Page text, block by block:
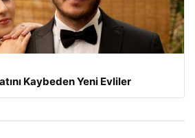
Kaybeden Yeni Evliler